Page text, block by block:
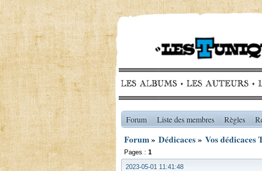
Forum Liste des membres Règles
Forum» Dédicaces» Vos dédicaces
Pages : 1
2023-05-01 11:41:48